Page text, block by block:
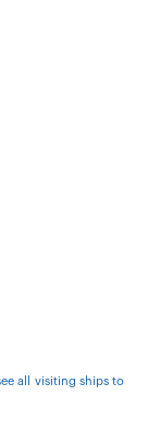
all visiting ships to